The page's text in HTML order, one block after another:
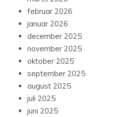
februar 2026
januar 2026
december 2025
november 2025
oktober 2025
september 2025
august 2025
juli 2025
juni 2025